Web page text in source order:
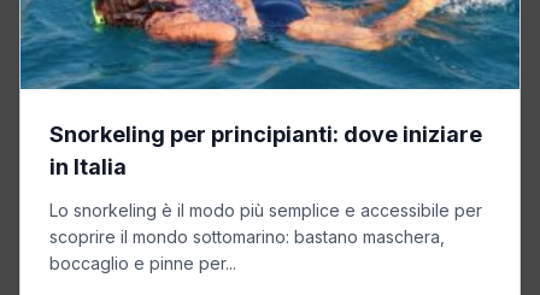
Snorkeling per principianti: dove iniziare
in Italia
Lo snorkeling è il modo più semplice e accessibile per
scoprire il mondo sottomarino: bastano maschera,
boccaglio e pinne per...